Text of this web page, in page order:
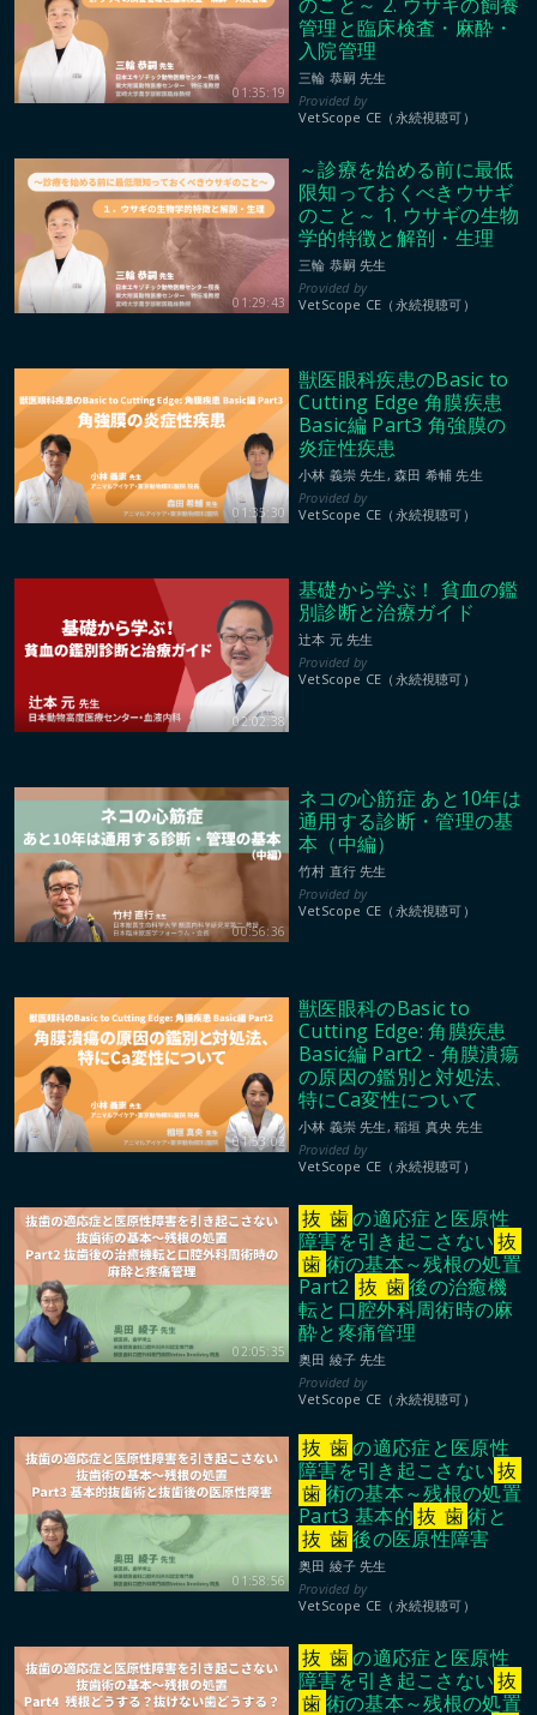
01:35:19
管理と臨床検査・麻酔・
入院管理
三輪 恭嗣 先生
VetScope CE（永続視聴可）
01:29:43
～診療を始める前に最低
限知っておくべきウサギ
のこと～ 1. ウサギの生物
学的特徴と解剖・生理
三輪 恭嗣 先生
VetScope CE（永続視聴可）
01:35:30
獣医眼科疾患のBasic to
Cutting Edge 角膜疾患
Basic編 Part3 角強膜の
炎症性疾患
小林 義崇 先生, 森田 希輔 先生
VetScope CE（永続視聴可）
02:02:38
基礎から学ぶ！ 貧血の鑑
別診断と治療ガイド
辻本 元 先生
VetScope CE（永続視聴可）
00:56:36
ネコの心筋症 あと10年は
通用する診断・管理の基
本（中編）
竹村 直行 先生
VetScope CE（永続視聴可）
01:53:02
獣医眼科のBasic to
Cutting Edge: 角膜疾患
Basic編 Part2 - 角膜潰瘍
の原因の鑑別と対処法、
特にCa変性について
小林 義崇 先生, 稲垣 真央 先生
VetScope CE（永続視聴可）
02:05:35
抜 歯の適応症と医原性
障害を引き起こさない抜
歯術の基本～残根の処置
Part2 抜 歯後の治癒機
転と口腔外科周術時の麻
酔と疼痛管理
奥田 綾子 先生
VetScope CE（永続視聴可）
01:58:56
抜 歯の適応症と医原性
障害を引き起こさない抜
歯術の基本～残根の処置
Part3 基本的抜 歯術と
抜 歯後の医原性障害
奥田 綾子 先生
VetScope CE（永続視聴可）
抜 歯の適応症と医原性
障害を引き起こさない抜
歯術の基本～残根の処置